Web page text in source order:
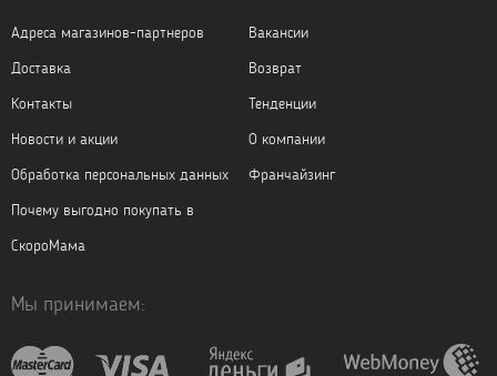
Адреса магазинов-партнеров
Вакансии
Доставка
Возврат
Контакты
Тенденции
Новости и акции
О компании
Обработка персональных данных
Франчайзинг
Почему выгодно покупать в
СкороМама
Мы принимаем: